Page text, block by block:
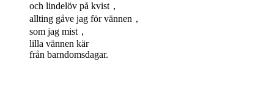
och lindelöv på kvist，
allting gåve jag för vännen，
som jag mist，
lilla vännen kär
från barndomsdagar.